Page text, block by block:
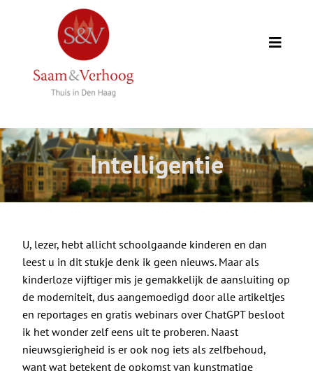
Toggle
Opdrachtgevers
Expertise
Academie
De Politieke Coach
Raadgevers
Intelligentie
U, lezer, hebt allicht schoolgaande kinderen en dan
leest u in dit stukje denk ik geen nieuws. Maar als
kinderloze vijftiger mis je gemakkelijk de aansluiting op
de moderniteit, dus aangemoedigd door alle artikeltjes
en reportages en gratis webinars over ChatGPT besloot
ik het wonder zelf eens uit te proberen. Naast
nieuwsgierigheid is er ook nog iets als zelfbehoud,
want wat betekent de opkomst van kunstmatige